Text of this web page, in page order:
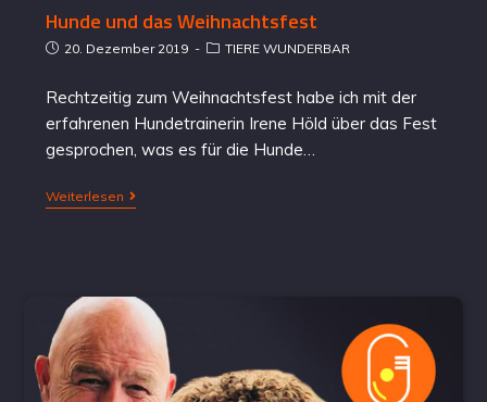
Hunde und das Weihnachtsfest
20. Dezember 2019 TIERE WUNDERBAR
Rechtzeitig zum Weihnachtsfest habe ich mit der
erfahrenen Hundetrainerin Irene Höld über das Fest
gesprochen, was es für die Hunde…
Weiterlesen